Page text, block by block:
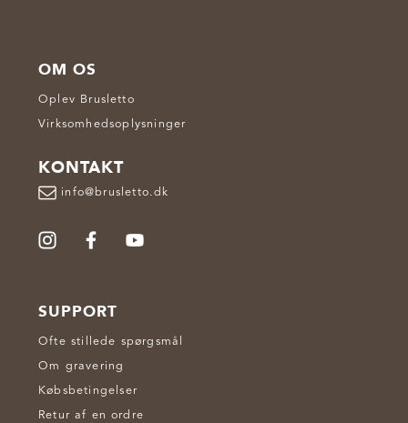
OM OS
Oplev Brusletto
Virksomhedsoplysninger
KONTAKT
info@brusletto.dk
SUPPORT
Ofte stillede spørgsmål
Om gravering
Købsbetingelser
Retur af en ordre